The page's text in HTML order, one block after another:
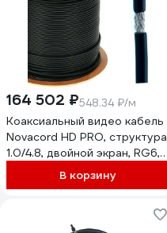
164 502 ₽548.34 ₽/м
Коаксиальный видео кабель
Novacord HD PRO, структура
1.0/4.8, двойной экран, RG6,
диаметр кабеля 7.0 мм,
оболочка FRNC-C, , 300м HD
В корзину